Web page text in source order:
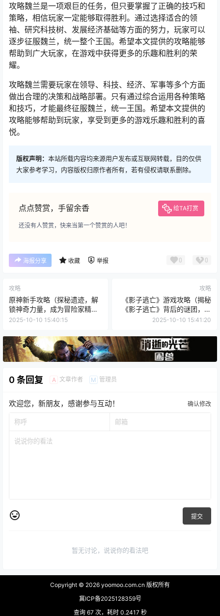
攻略魏兰是一项艰巨的任务，但只要掌握了正确的技巧和
策略，相信玩家一定能够取得胜利。通过选择适合的领
袖、研究科技树、发展经济基础等方面的努力，玩家可以
逐步征服魏兰，统一整个王国。希望本文提供的攻略能够
帮助到广大玩家，在游戏中获得更多的乐趣和胜利的荣
耀。
攻略魏兰需要玩家在领导、科技、经济、军事等多个方面
做出合理的决策和战略部署。只有通过综合运用各种策略
和技巧，才能最终征服魏兰，统一王国。希望本文提供的
攻略能够帮助到玩家，享受到更多的游戏乐趣和胜利的喜
悦。
版权声明： 本站所载内容均来源用户发布或互联网转载，目的仅供
大家参考学习，内容版权归原作者所有，若有侵权请联系删除。
点点赞赏，手留余香 给TA打赏
还没有人赞赏，快来当第一个赞赏的人吧！
海报分享 收藏 举报 0 0
攻略
原神新手攻略（探秘遗迹，解
锁神奇力量，成为冒险家精
英！）
2025-10-10 15:40:15
攻略
《影子逃亡》游戏攻略（揭秘
《影子逃亡》背后的谜团，让
你成为逃亡大师！）
2025-10-10 15:41:20
0 条回复 A 文章作者 M 管理员
欢迎您，新朋友，感谢参与互动！ 确认修改
提交
暂无讨论，说说你的看法吧
Copyright © 2026 yoomoo.com.cn 版权所有
冀ICP备2025128359号
查询 67 次，耗时 0.2417 秒